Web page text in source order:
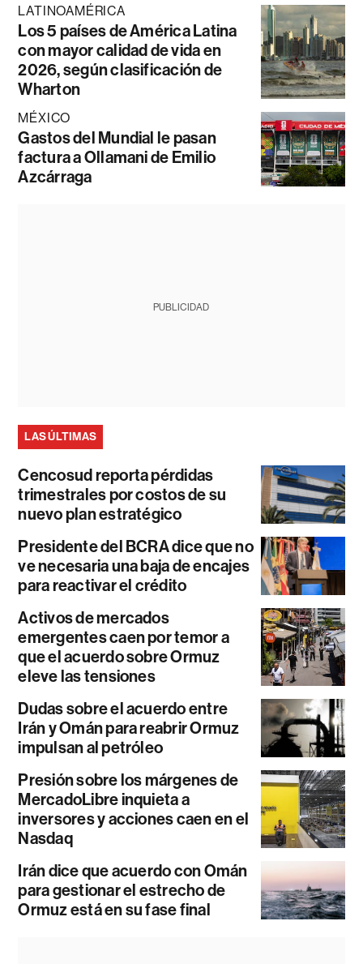
LATINOAMÉRICA
Los 5 países de América Latina
con mayor calidad de vida en
2026, según clasificación de
Wharton
MÉXICO
Gastos del Mundial le pasan
factura a Ollamani de Emilio
Azcárraga
PUBLICIDAD
LAS ÚLTIMAS
Cencosud reporta pérdidas
trimestrales por costos de su
nuevo plan estratégico
Presidente del BCRA dice que no
ve necesaria una baja de encajes
para reactivar el crédito
Activos de mercados
emergentes caen por temor a
que el acuerdo sobre Ormuz
eleve las tensiones
Dudas sobre el acuerdo entre
Irán y Omán para reabrir Ormuz
impulsan al petróleo
Presión sobre los márgenes de
MercadoLibre inquieta a
inversores y acciones caen en el
Nasdaq
Irán dice que acuerdo con Omán
para gestionar el estrecho de
Ormuz está en su fase final